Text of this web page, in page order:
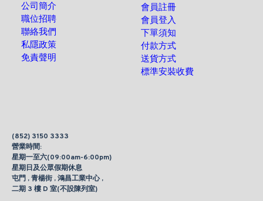
公司簡介
職位招聘
聯絡我們
私隱政策
免責聲明
會員註冊
會員登入
下單須知
付款方式
送貨方式
標準安裝收費
(852) 3150 3333
營業時間:
星期一至六(09:00am-6:00pm)
星期日及公眾假期休息
屯門 , 青楊街 , 鴻昌工業中心 ,
二期 3 樓 D 室(不設陳列室)